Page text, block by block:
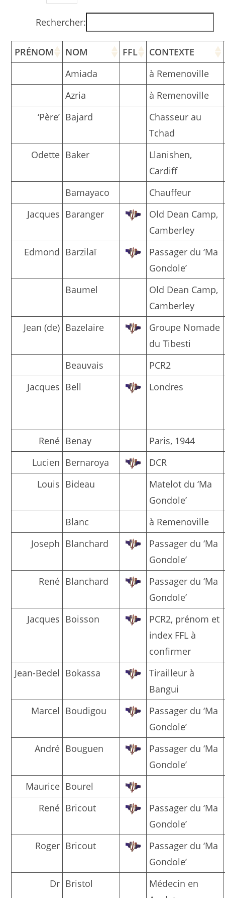
Rechercher:
PRÉNOM NOM FFL
CONTEXTE
Amiada
à Remenoville
Azria
à Remenoville
‘Père’ Bajard
Chasseur au
Tchad
Odette Baker
Llanishen,
Cardiff
Bamayaco
Chauffeur
Jacques Baranger
Old Dean Camp,
Camberley
Edmond Barzilaï
Passager du ‘Ma
Gondole’
Baumel
Old Dean Camp,
Camberley
Jean (de) Bazelaire
Groupe Nomade
du Tibesti
Beauvais
PCR2
Jacques Bell Londres
René Benay
Paris, 1944
Lucien Bernaroya
DCR
Louis Bideau
Matelot du ‘Ma
Gondole’
Blanc
à Remenoville
Joseph Blanchard
Passager du ‘Ma
Gondole’
René Blanchard
Passager du ‘Ma
Gondole’
Jacques Boisson
PCR2, prénom et
index FFL à
confirmer
Jean-Bedel Bokassa
Tirailleur à
Bangui
Marcel Boudigou
Passager du ‘Ma
Gondole’
André Bouguen
Passager du ‘Ma
Gondole’
Maurice Bourel
René Bricout
Passager du ‘Ma
Gondole’
Roger Bricout
Passager du ‘Ma
Gondole’
Dr Bristol
Médecin en